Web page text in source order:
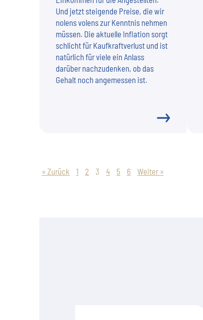
Und jetzt steigende Preise, die wir
nolens volens zur Kenntnis nehmen
müssen. Die aktuelle Inflation sorgt
schlicht für Kaufkraftverlust und ist
natürlich für viele ein Anlass
darüber nachzudenken, ob das
Gehalt noch angemessen ist.
« Zurück 1 2 3 4 5 6 Weiter »